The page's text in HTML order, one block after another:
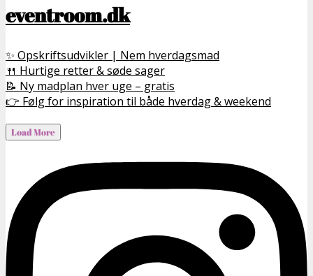
eventroom.dk
✨ Opskriftsudvikler | Nem hverdagsmad
🍴 Hurtige retter & søde sager
📝 Ny madplan hver uge – gratis
👉 Følg for inspiration til både hverdag & weekend
Load More